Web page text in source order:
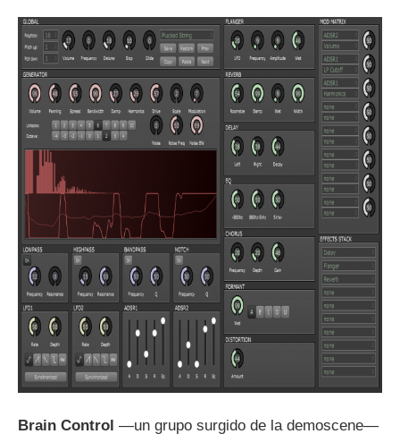
Brain Control —un grupo surgido de la demoscene—